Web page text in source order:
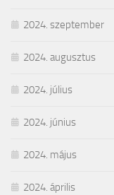
2024. szeptember
2024. augusztus
2024. július
2024. június
2024. május
2024. április